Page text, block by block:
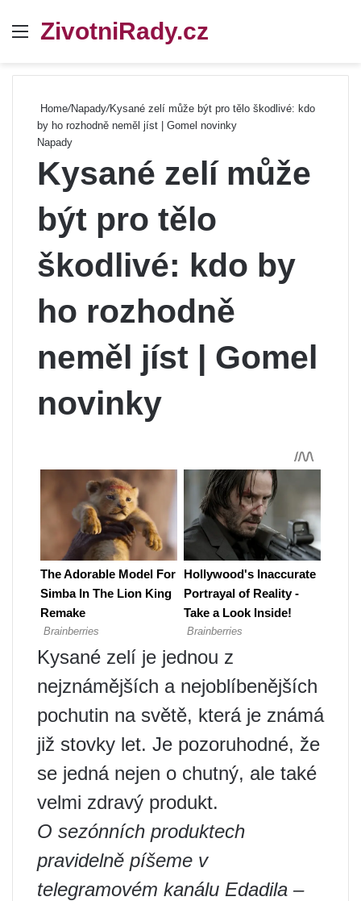
Menu
ZivotniRady.cz
Home/Napady/Kysané zelí může být pro tělo škodlivé: kdo
by ho rozhodně neměl jíst | Gomel novinky
Napady
Kysané zelí může
být pro tělo
škodlivé: kdo by
ho rozhodně
neměl jíst | Gomel
novinky
Kysané zelí je jednou z
nejznámějších a nejoblíbenějších
pochutin na světě, která je známá
již stovky let. Je pozoruhodné, že
se jedná nejen o chutný, ale také
velmi zdravý produkt.
O sezónních produktech
pravidelně píšeme v
telegramovém kanálu Edadila –